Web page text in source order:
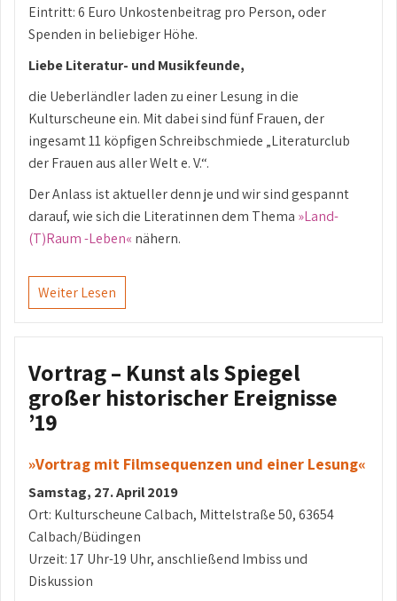
Eintritt: 6 Euro Unkostenbeitrag pro Person, oder
Spenden in beliebiger Höhe.
Liebe Literatur- und Musikfeunde,
die Ueberländler laden zu einer Lesung in die
Kulturscheune ein. Mit dabei sind fünf Frauen, der
ingesamt 11 köpfigen Schreibschmiede „Literaturclub
der Frauen aus aller Welt e. V.“.
Der Anlass ist aktueller denn je und wir sind gespannt
darauf, wie sich die Literatinnen dem Thema »Land-
(T)Raum -Leben« nähern.
Weiter Lesen
Vortrag – Kunst als Spiegel
großer historischer Ereignisse
’19
»Vortrag mit Filmsequenzen und einer Lesung«
Samstag, 27. April 2019
Ort: Kulturscheune Calbach, Mittelstraße 50, 63654
Calbach/Büdingen
Urzeit: 17 Uhr-19 Uhr, anschließend Imbiss und
Diskussion